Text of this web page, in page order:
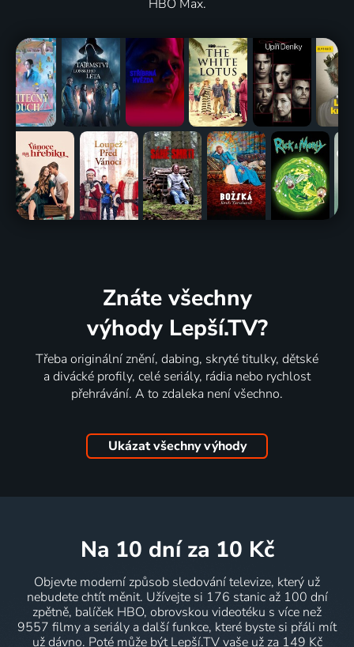
HBO Max.
Znáte všechny
výhody Lepší.TV?
Třeba originální znění, dabing, skryté titulky, dětské
a divácké profily, celé seriály, rádia nebo rychlost
přehrávání. A to zdaleka není všechno.
Ukázat všechny výhody
na 10 dní za 10 Kč
Objevte moderní způsob sledování televize, který už
nebudete chtít měnit. Užívejte si 176 stanic až 100 dní
zpětně, balíček HBO, obrovskou videotéku s více než
9557 filmy a seriály a další funkce, které byste si přáli mít
už dávno. Poté může být Lepší.TV vaše už za 149 Kč